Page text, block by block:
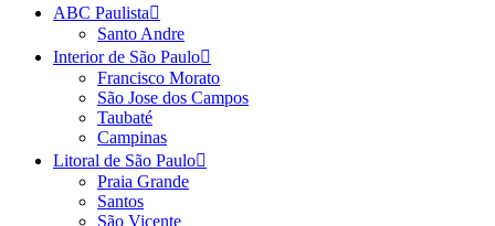
ABC Paulista
Santo Andre
Interior de São Paulo
Francisco Morato
São Jose dos Campos
Taubaté
Campinas
Litoral de São Paulo
Praia Grande
Santos
São Vicente